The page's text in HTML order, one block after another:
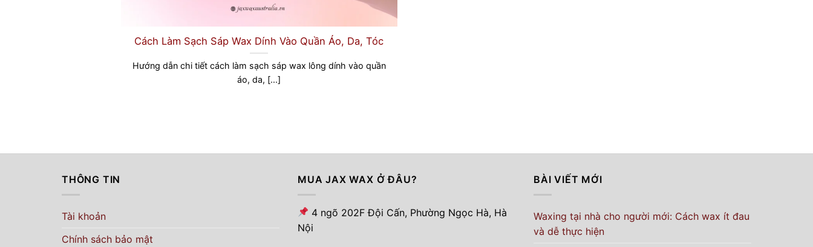
Cách Làm Sạch Sáp Wax Dính Vào Quần Áo, Da, Tóc
Hướng dẫn chi tiết cách làm sạch sáp wax lông dính vào quần
áo, da, [...]
THÔNG TIN
Tài khoản
Chính sách bảo mật
MUA JAX WAX Ở ĐÂU?
4 ngõ 202F Đội Cấn, Phường Ngọc Hà, Hà
Nội
BÀI VIẾT MỚI
Waxing tại nhà cho người mới: Cách wax ít đau
và dễ thực hiện